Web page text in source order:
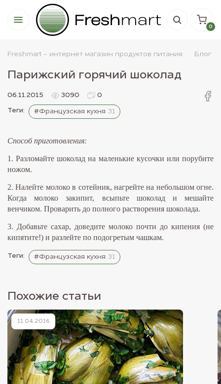
0
Freshmart - интернет магазин продуктов питания Блог
Парижский горячий шоколад
06.11.2015 3090 0
Теги: #Французская кухня 31
Способ приготовления:
1. Разломайте шоколад на маленькие кусочки или порубите
ножом.
2. Налейте молоко в сотейник, нагрейте на небольшом огне.
Когда молоко закипит, всыпьте шоколад и мешайте
венчиком. Проварить до полного растворения шоколада.
3. Добавьте сахар, доведите молоко почти до кипения (не
кипятите!) и разлейте по подогретым чашкам.
Теги: #Французская кухня 31
Похожие статьи
11.04.2016